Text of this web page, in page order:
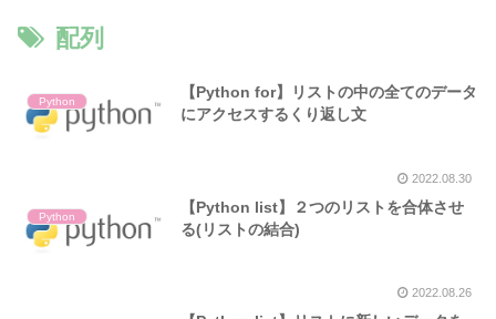
配列
Python
【Python for】リストの中の全てのデータ
にアクセスするくり返し文
2022.08.30
Python
【Python list】２つのリストを合体させ
る(リストの結合)
2022.08.26